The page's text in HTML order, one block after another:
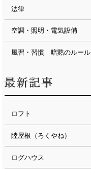
法律
空調・照明・電気設備
風習・習慣 暗黙のルール
ロフト
陸屋根（ろくやね）
ログハウス